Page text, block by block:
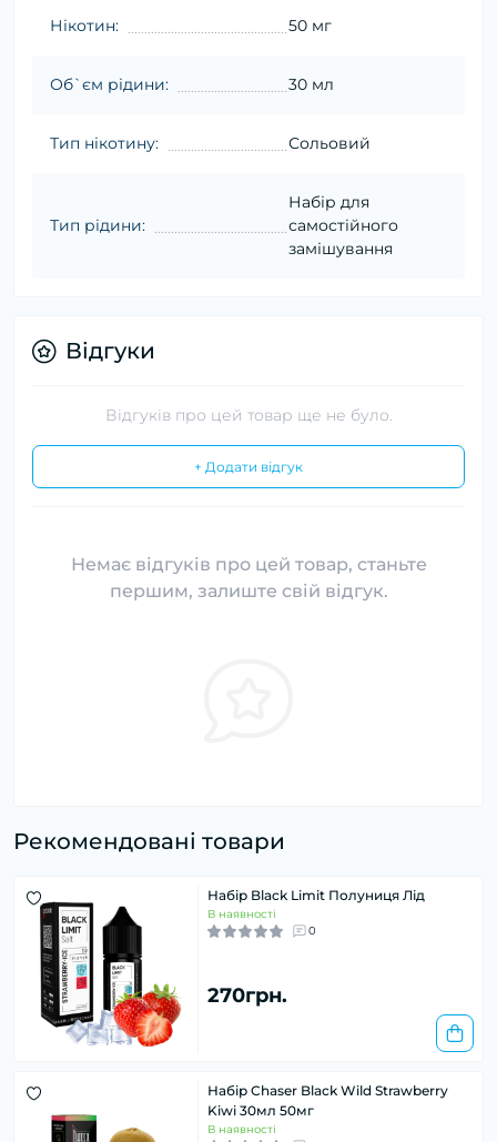
Нікотин: 50 мг
Об`єм рідини: 30 мл
Тип нікотину: Сольовий
Тип рідини:
Набір для
самостійного
замішування
Відгуки
Відгуків про цей товар ще не було.
+ Додати відгук
Немає відгуків про цей товар, станьте
першим, залиште свій відгук.
Рекомендовані товари
Набір Black Limit Полуниця Лід
В наявності
0
270грн.
Набір Chaser Black Wild Strawberry
Kiwi 30мл 50мг
В наявності